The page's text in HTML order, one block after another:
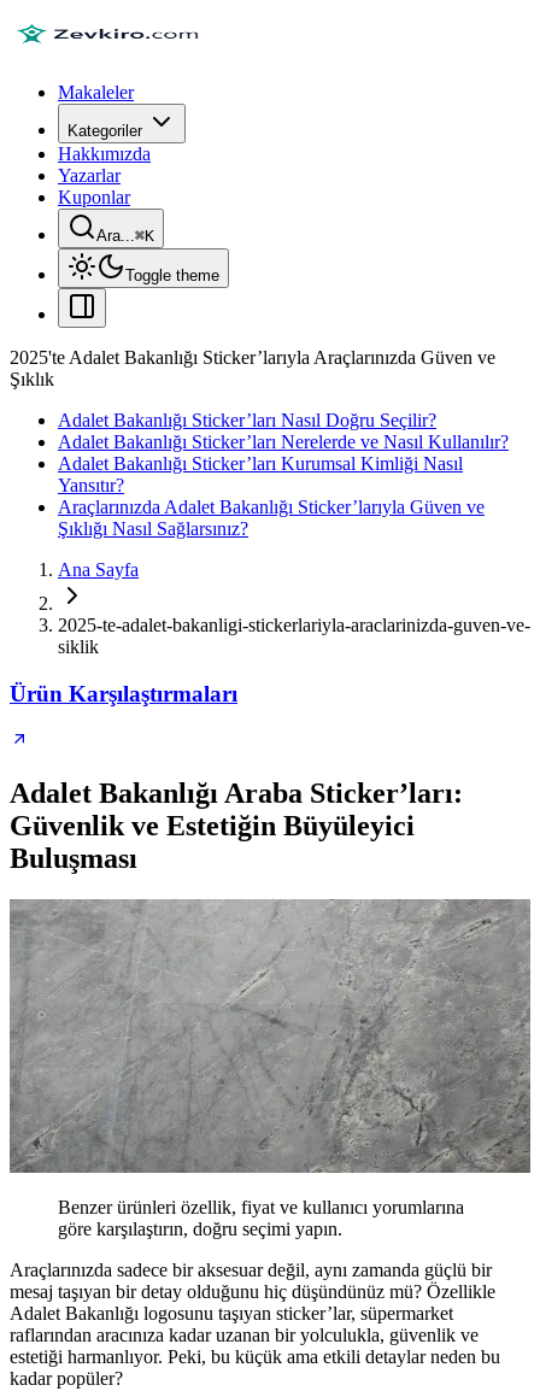
Makaleler
Kategoriler
Hakkımızda
Yazarlar
Kuponlar
Ara...⌘K
Toggle theme
2025'te Adalet Bakanlığı Sticker’larıyla Araçlarınızda Güven ve
Şıklık
Adalet Bakanlığı Sticker’ları Nasıl Doğru Seçilir?
Adalet Bakanlığı Sticker’ları Nerelerde ve Nasıl Kullanılır?
Adalet Bakanlığı Sticker’ları Kurumsal Kimliği Nasıl
Yansıtır?
Araçlarınızda Adalet Bakanlığı Sticker’larıyla Güven ve
Şıklığı Nasıl Sağlarsınız?
Ana Sayfa
2025-te-adalet-bakanligi-stickerlariyla-araclarinizda-guven-ve-
siklik
Ürün Karşılaştırmaları
Adalet Bakanlığı Araba Sticker’ları:
Güvenlik ve Estetiğin Büyüleyici
Buluşması
Benzer ürünleri özellik, fiyat ve kullanıcı yorumlarına
göre karşılaştırın, doğru seçimi yapın.
Araçlarınızda sadece bir aksesuar değil, aynı zamanda güçlü bir
mesaj taşıyan bir detay olduğunu hiç düşündünüz mü? Özellikle
Adalet Bakanlığı logosunu taşıyan sticker’lar, süpermarket
raflarından aracınıza kadar uzanan bir yolculukla, güvenlik ve
estetiği harmanlıyor. Peki, bu küçük ama etkili detaylar neden bu
kadar popüler?